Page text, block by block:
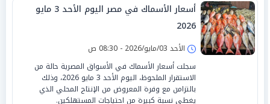
أسعار الأسماك في مصر اليوم الأحد 3 مايو
2026
الأحد 03/مايو/2026 - 08:30 ص
سجلت أسعار الأسماك في الأسواق المصرية حالة من
الاستقرار الملحوظ، اليوم الأحد 3 مايو 2026، وذلك
بالتزامن مع وفرة المعروض من الإنتاج المحلي الذي
يغطي نسبة كبيرة من احتياجات المستهلكين.